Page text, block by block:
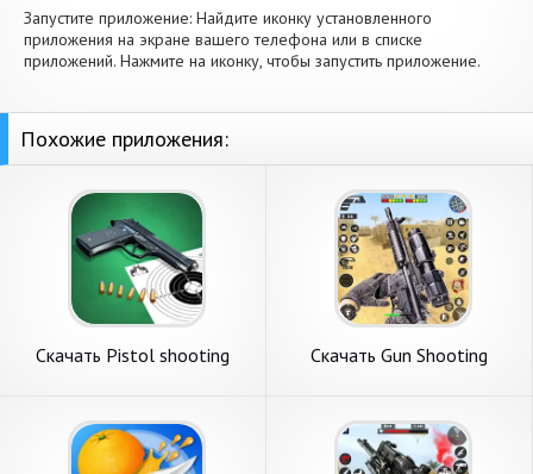
Запустите приложение: Найдите иконку установленного
приложения на экране вашего телефона или в списке
приложений. Нажмите на иконку, чтобы запустить приложение.
Похожие приложения:
Скачать Pistol shooting
Скачать Gun Shooting
Андроид